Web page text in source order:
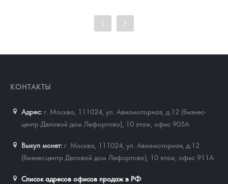
Цена выкупа
КОНТАКТЫ
Адрес: г. Москва, 111024 ул. Авиамоторная, д.12 (бизнес-
центр Деловой дом Лефортово), 10 этаж, офис 905А
Выкуп монет: г. Москва, 111024, ул. Авиамоторная, д.12
(бизнес-центр Деловой дом Лефортово), 10 этаж, офис 911А
Список адресов офисов продаж в РФ